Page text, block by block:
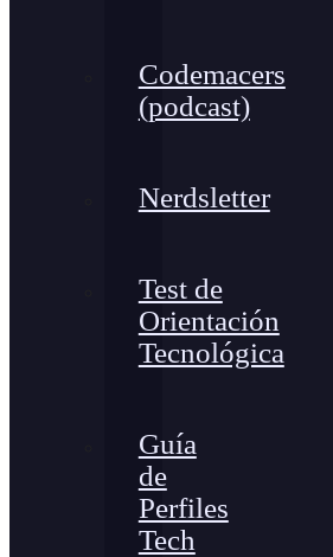
Codemacers
(podcast)
Nerdsletter
Test de
Orientación
Tecnológica
Guía
de
Perfiles
Tech